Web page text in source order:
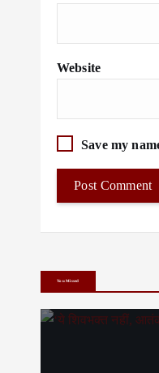
Website
Save my
You Missed